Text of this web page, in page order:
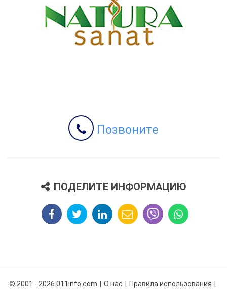
Позвоните
ПОДЕЛИТЕ ИНФОРМАЦИЮ
© 2001 - 2026 011info.com О нас Правила использования